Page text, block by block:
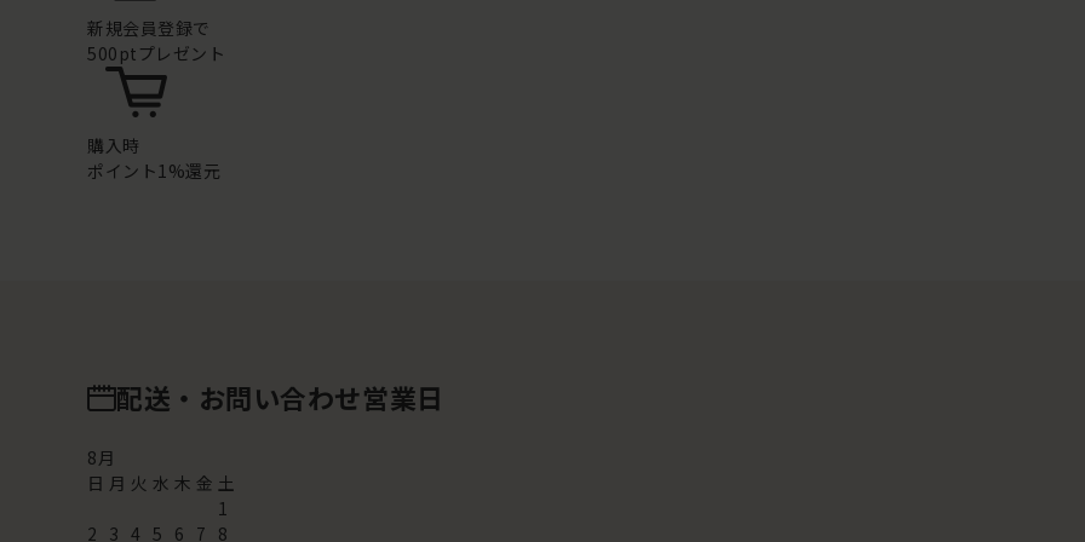
新規会員登録で
500ptプレゼント
購入時
ポイント1%還元
配送・お問い合わせ営業日
8月
日 月 火 水 木 金 土
1
2 3 4 5 6 7 8